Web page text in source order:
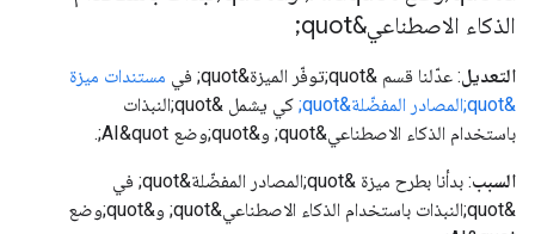
الذكاء الاصطناعي&quot;
التعديل: عدّلنا قسم &quot;توفّر الميزة&quot; في
مستندات ميزة
&quot;المصادر المفضّلة&quot;
كي يشمل &quot;النبذات
باستخدام الذكاء الاصطناعي&quot; و&quot;وضع AI&quot;.
السبب
: بدأنا بطرح ميزة &quot;المصادر المفضّلة&quot; في
&quot;النبذات باستخدام الذكاء الاصطناعي&quot; و&quot;وضع